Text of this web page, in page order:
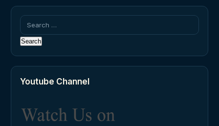
Search
for:
Youtube Channel